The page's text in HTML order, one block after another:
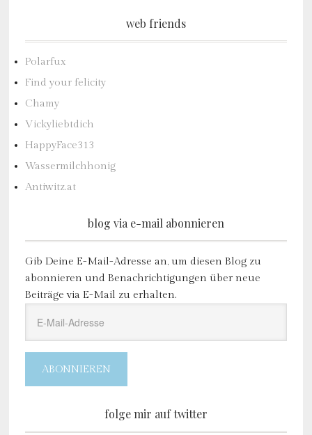
web friends
Polarfux
Find your felicity
Chamy
Vickyliebtdich
HappyFace313
Wassermilchhonig
Antiwitz.at
blog via e-mail abonnieren
Gib Deine E-Mail-Adresse an, um diesen Blog zu
abonnieren und Benachrichtigungen über neue
Beiträge via E-Mail zu erhalten.
Mail-
Adresse
ABONNIEREN
folge mir auf twitter